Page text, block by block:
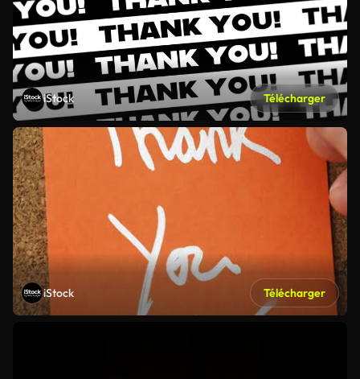
iStock Télécharger
iStock Télécharger